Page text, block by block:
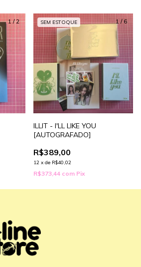
1/2 1 /6
SEM ESTOQUE
ILLIT - I'LL LIKE YOU
[AUTOGRAFADO]
R$389,00
12 x de R$40,02
R$373,44 com Pix